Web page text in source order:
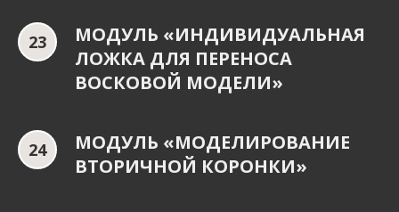
МОДУЛЬ «ИНДИВИДУАЛЬНАЯ
ЛОЖКА ДЛЯ ПЕРЕНОСА
ВОСКОВОЙ МОДЕЛИ»
МОДУЛЬ «МОДЕЛИРОВАНИЕ
ВТОРИЧНОЙ КОРОНКИ»